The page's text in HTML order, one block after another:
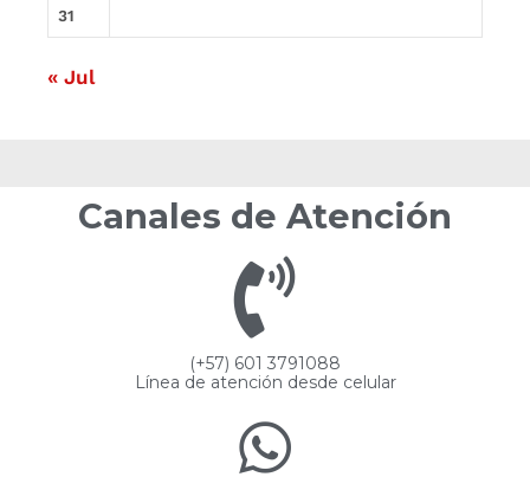
31
« Jul
Canales de Atención
(+57) 601 3791088
Línea de atención desde celular